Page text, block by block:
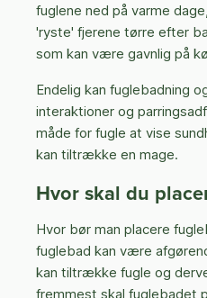
fuglene ned på varme
'ryste' fjerene tørre efter
som kan være gavnlig på
Endelig kan fuglebadning
interaktioner og
måde for fugle at vise
kan tiltrække en mage.
Hvor skal du
Hvor bør man placere
fuglebad kan være
kan tiltrække fugle og
fremmest skal fuglebadet